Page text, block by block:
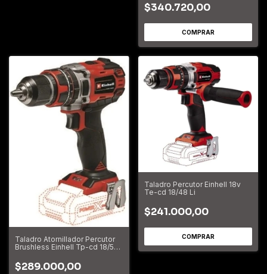
$340.720,00
Taladro Atornillador Percutor
Brushless Einhell Tp-cd 18/50
$289.000,00
Taladro Percutor Einhell 18v
Te-cd 18/48 Li
$241.000,00